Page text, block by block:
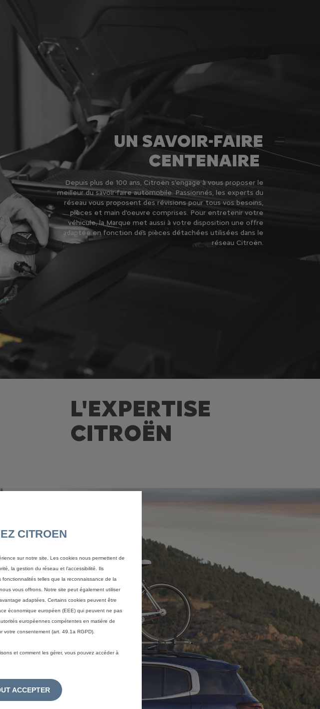
UN SAVOIR-FAIRE
CENTENAIRE
Depuis plus de 100 ans, Citroën s'engage à vous proposer le
meilleur du savoir-faire automobile. Passionnés, les experts du
réseau vous proposent des révisions pour tous vos besoins,
pièces et main d'oeuvre comprises. Pour entretenir votre
véhicule, la Marque met aussi à votre disposition une offre
adaptée en fonction des pièces détachées utilisées dans le
réseau Citroën.
L'EXPERTISE
CITROËN
CITROEN
sur notre site. Les cookies nous permettent de
la gestion du réseau et l’accessibilité. Ils
telles que la reconnaissance de la
vous offrons. Notre site peut également utiliser
adaptées. Certains cookies peuvent être
économique européen (EEE) qui peuvent ne pas
européennes compétentes en matière de
consentement (art. 49.1a RGPD).
et comment les gérer, vous pouvez accéder à
ACCEPTER